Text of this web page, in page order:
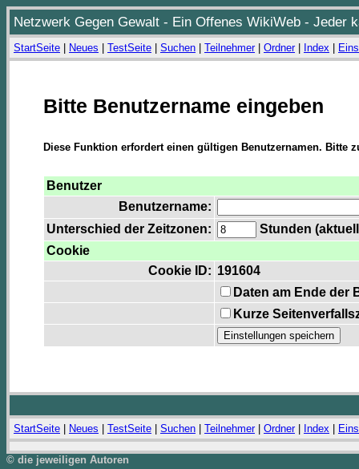
Netzwerk Gegen Gewalt - Ein Offenes WikiWeb - Jeder
StartSeite Neues TestSeite Suchen Teilnehmer| Ordner| Index
Bitte Benutzername eingeben
Diese Funktion erfordert einen gültigen Benutzernamen. Bitte
Benutzer
Benutzername:
Unterschied der Zeitzonen:
Stunden
Cookie
Cookie ID: 191604
Daten am Ende der
Kurze
StartSeite Neues TestSeite Suchen Teilnehmer| Ordner| Index
© die jeweiligen Autoren